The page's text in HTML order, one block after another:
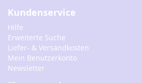
Kundenservice
Hilfe
Erweiterte Suche
Liefer- & Versandkosten
Mein Benutzerkonto
Newsletter